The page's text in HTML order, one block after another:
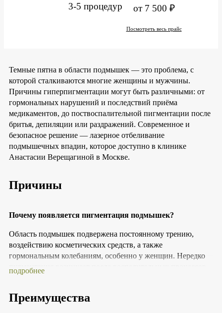
3-5 процедур от 7 500 ₽
Посмотреть весь прайс
Темные пятна в области подмышек — это проблема, с
которой сталкиваются многие женщины и мужчины.
Причины гиперпигментации могут быть различными: от
гормональных нарушений и последствий приёма
медикаментов, до поствоспалительной пигментации после
бритья, депиляции или раздражений. Современное и
безопасное решение — лазерное отбеливание
подмышечных впадин, которое доступно в клинике
Анастасии Верещагиной в Москве.
Причины
Почему появляется пигментация подмышек?
Область подмышек подвержена постоянному трению,
воздействию косметических средств, а также
гормональным колебаниям, особенно у женщин. Нередко
пигментация возникает после воспалительных процессов
— например, фолликулита или раздражения от депиляции.
препараты, особенно при длительном приеме. Всё это
подробнее
Преимущества